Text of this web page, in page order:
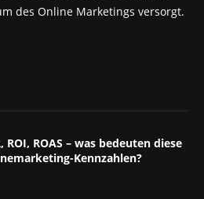
des Online Marketings versorgt.
ROI, ROAS – was bedeuten diese
Kennzahlen?